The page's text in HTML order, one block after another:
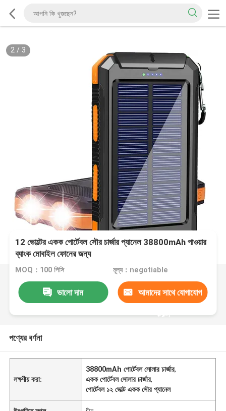
2/ 3
12 ভোল্টের একক পোর্টেবল সৌর চার্জার প্যানেল 38800mAh পাওয়ার
ব্যাংক মোবাইল ফোনের জন্য
MOQ：100 পিসি মূল্য：negotiable
ভালো দাম আমাদের সাথে যোগাযোগ
করুন
পণ্যের বর্ণনা
লক্ষণীয় করা:
38800mAh পোর্টেবল সোলার চার্জার,
একক পোর্টেবল সোলার চার্জার,
পোর্টেবল ১২ ভোল্ট একক সৌর প্যানেল